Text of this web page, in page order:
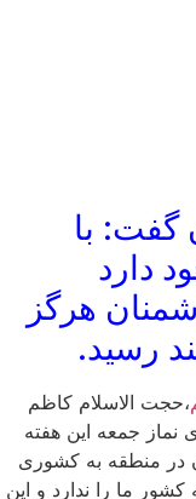
گفت: با
دارد
هرگز
رسید.
،حجت الاسلام کاظم
جمعه این هفته
در منطقه به کشوری
ما را ندارد و این